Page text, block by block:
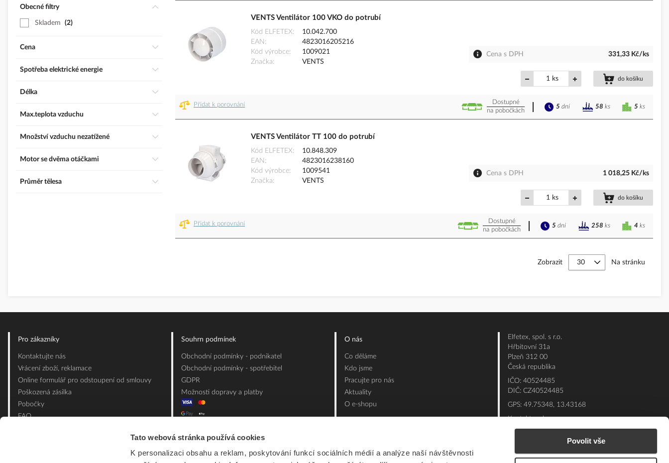
Tato webová stránka používá cookies
K personalizaci obsahu a reklam, poskytování funkcí sociálních médií a analýze naší návštěvnosti
Povolit vše
VENTS Ventilátor 100 VKO do potrubí
Kód ELFETEX
10.042.700
EAN
4823016205216
Kód výrobce
1009021
Značka
VENTS
Cena s DPH 331,33 Kč/ks
ks do košíku
Přidat k porovnání
Dostupné
na pobočkách
5 ks
5 dní 58 ks
VENTS Ventilátor TT 100 do potrubí
Kód ELFETEX
10.848.309
EAN
4823016238160
Kód výrobce
1009541
Značka
VENTS
Cena s DPH 1 018,25 Kč/ks
ks do košíku
Přidat k porovnání
Dostupné
na pobočkách
4 ks
5 dní 258 ks
Zobrazit Na stránku
Obecné filtry
Skladem 2
Cena
Spotřeba elektrické energie
Délka
Max.teplota vzduchu
Množství vzduchu nezatížené
Motor se dvěma otáčkami
Průměr tělesa
Pro zákazníky
Kontaktujte nás
Vrácení zboží, reklamace
Online formulář pro odstoupení od smlouvy
Poškozená zásilka
Pobočky
FAQ
Souhrn podmínek
Obchodní podmínky - podnikatel
Obchodní podmínky - spotřebitel
GDPR
Možnosti dopravy a platby
O nás
Co děláme
Kdo jsme
Pracujte pro nás
Aktuality
O e-shopu
Elfetex, spol. s r.o.
Hřbitovní 31a
Plzeň 312 00
Česká republika
IČO: 40524485
DIČ: CZ40524485
GPS: 49.75348, 13.43168
Kontakt e-shop:
Po - Pá: 7:00 - 15:30
377 432 365
Technická podpora: 377 432 311